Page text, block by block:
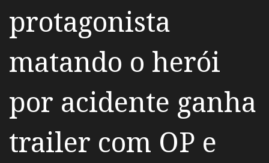
protagonista
matando o herói
por acidente ganha
trailer com OP e